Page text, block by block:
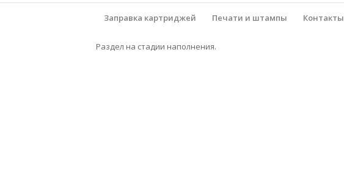
Заправка картриджей Печати и штампы Контакты
Раздел на стадии наполнения.